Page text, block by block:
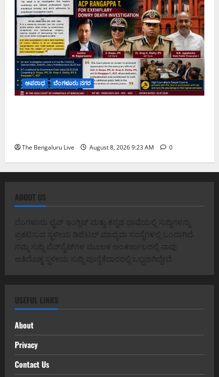
ಅಪರಾಧ ಬೆಂಗಳೂರು ನಗರ
The Bengaluru Live August 8, 2026 9:23 AM 0
ABOUT US
ಬೆಂಗಳೂರು ಲೈವ್ ಇಂಗ್ಲಿಷ್ ಮತ್ತು ಕನ್ನಡ ಭಾಷೆಯಲ್ಲಿ ಸುದ್ದಿಗಳನ್ನು
ಪ್ರಕಟಿಸುವ ಸ್ಥಳೀಯ ಡಿಜಿಟಲ್ ಮಾಧ್ಯಮ ಸಂಸ್ಥೆಗಳಲ್ಲಿ ಒಂದಾಗಿದೆ.
ನಮ್ಮ ಸುದ್ದಿ ವೆಬ್‌ಸೈಟ್‌ಗಳ ಮೂಲಕ ಅಂತರ್ಜಾಲದಲ್ಲಿ ನಾವು
ಅತಿದೊಡ್ಡ ಸ್ಥಳೀಯ ಸುದ್ದಿ ಪೂರೈಕೆದಾರರಲ್ಲಿ ಒಬ್ಬರಾಗಿದ್ದೇವೆ.
USEFUL LINKS
About
Privacy
Contact Us